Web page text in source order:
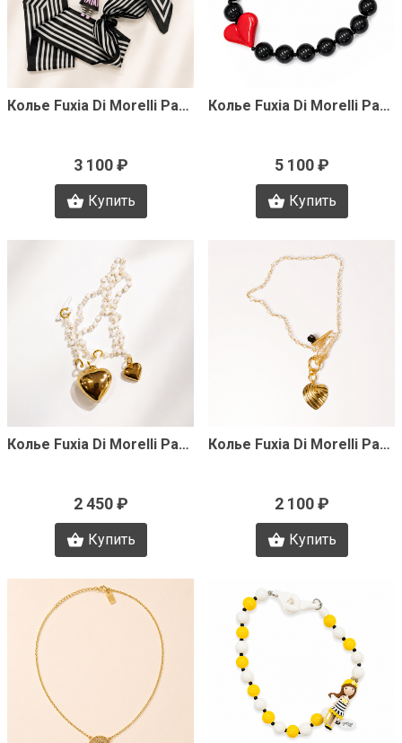
Быстрый просмотрКолье Fuxia Di Morelli Pamela J3362
3 100 ₽
Купить
Быстрый просмотрКолье Fuxia Di Morelli Pamela J3360
5 100 ₽
Купить
Быстрый просмотрКолье Fuxia Di Morelli Pamela J3358
2 450 ₽
Купить
Быстрый просмотрКолье Fuxia Di Morelli Pamela J3357
2 100 ₽
Купить